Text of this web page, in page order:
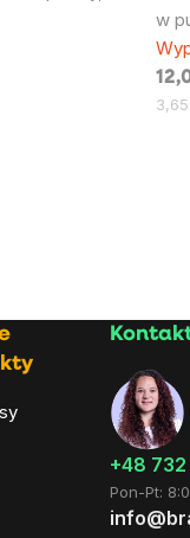
w
Cena
3,65
+48
Pon-Pt: